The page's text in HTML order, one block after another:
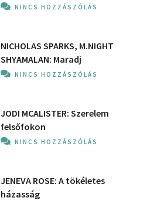
NINCS HOZZÁSZÓLÁS
NICHOLAS SPARKS, M.NIGHT
SHYAMALAN: Maradj
NINCS HOZZÁSZÓLÁS
JODI MCALISTER: Szerelem
felsőfokon
NINCS HOZZÁSZÓLÁS
JENEVA ROSE: A ​tökéletes
házasság